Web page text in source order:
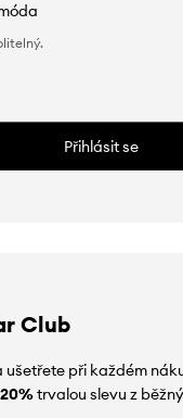
Přihlásit se
Club
ušetřete při každém
20%trvalou slevu z